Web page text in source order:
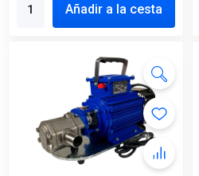
Añadir a la cesta